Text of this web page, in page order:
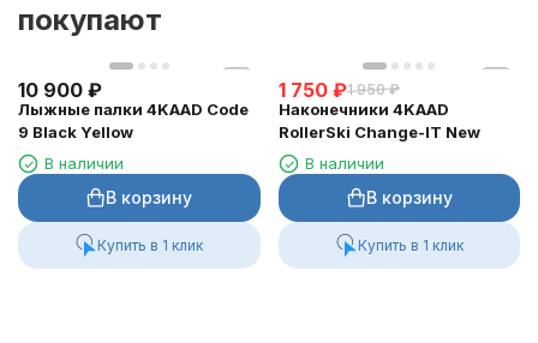
покупают
10 900 ₽
Лыжные палки 4KAAD Code
9 Black Yellow
В наличии
В корзину
Купить в 1 клик
1 750 ₽1 950 ₽
Наконечники 4KAAD
RollerSki Change-IT New
В наличии
В корзину
Купить в 1 клик